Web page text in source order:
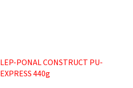
LEP-PONAL CONSTRUCT PU-
EXPRESS 440g